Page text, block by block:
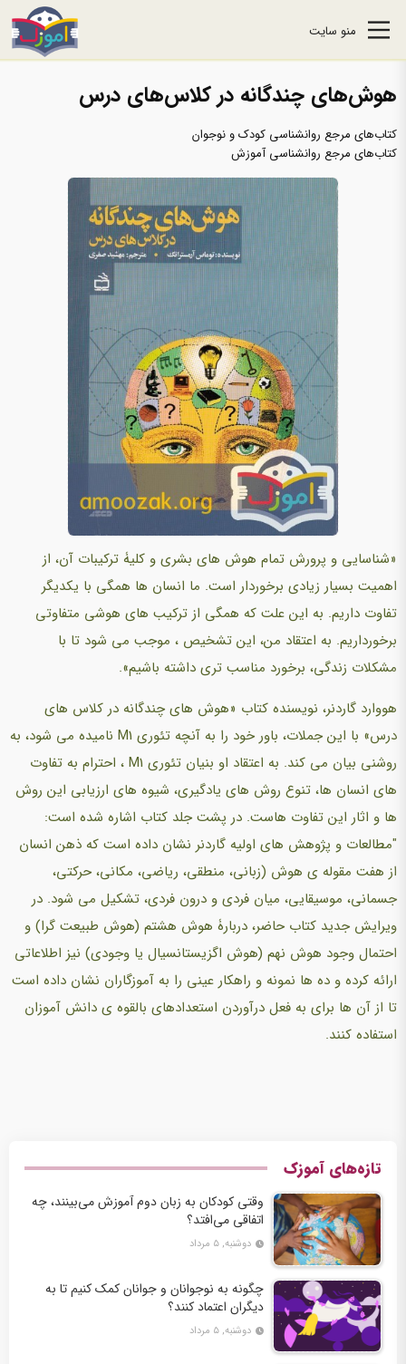
منو سایت
هوش‌های چندگانه در کلاس‌های درس
کتاب‌های مرجع روانشناسی کودک و نوجوان
کتاب‌های مرجع روانشناسی آموزش
«شناسایی و پرورش تمام هوش های بشری و کلیۀ ترکیبات آن، از
اهمیت بسیار زیادی برخوردار است. ما انسان ها همگی با یکدیگر
تفاوت داریم. به این علت که همگی از ترکیب های هوشی متفاوتی
برخورداریم. به اعتقاد من، این تشخیص ، موجب می شود تا با
مشکلات زندگی، برخورد مناسب تری داشته باشیم».
هووارد گاردنر، نویسنده کتاب «هوش های چندگانه در کلاس های
درس» با این جملات، باور خود را به آنچه تئوری M1 نامیده می شود، به
روشنی بیان می کند. به اعتقاد او بنیان تئوری M1 ، احترام به تفاوت
های انسان ها، تنوع روش های یادگیری، شیوه های ارزیابی این روش
ها و اثار این تفاوت هاست. در پشت جلد کتاب اشاره شده است:
"مطالعات و پژوهش های اولیه گاردنر نشان داده است که ذهن انسان
از هفت مقوله ی هوش (زبانی، منطقی، ریاضی، مکانی، حرکتی،
جسمانی، موسیقایی، میان فردی و درون فردی، تشکیل می شود. در
ویرایش جدید کتاب حاضر، دربارۀ هوش هشتم (هوش طبیعت گرا) و
احتمال وجود هوش نهم (هوش اگزیستانسیال یا وجودی) نیز اطلاعاتی
ارائه کرده و ده ها نمونه و راهکار عینی را به آموزگاران نشان داده است
تا از آن ها برای به فعل درآوردن استعدادهای بالقوه ی دانش آموزان
استفاده کنند.
تازه‌های آموزک
وقتی کودکان به زبان دوم آموزش می‌بینند، چه
اتفاقی می‌افتد؟
دوشنبه, ۵ مرداد
چگونه به نوجوانان و جوانان کمک کنیم تا به
دیگران اعتماد کنند؟
دوشنبه, ۵ مرداد